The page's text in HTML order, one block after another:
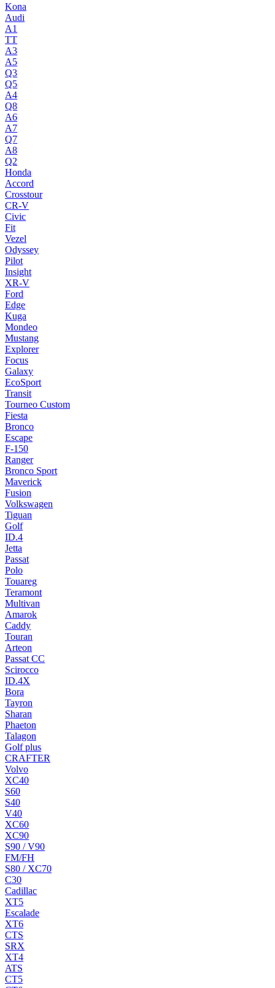
Kona
Audi
A1
TT
A3
A5
Q3
Q5
A4
Q8
A6
A7
Q7
A8
Q2
Honda
Accord
Crosstour
CR-V
Civic
Fit
Vezel
Odyssey
Pilot
Insight
XR-V
Ford
Edge
Kuga
Mondeo
Mustang
Explorer
Focus
Galaxy
EcoSport
Transit
Tourneo Custom
Fiesta
Bronco
Escape
F-150
Ranger
Bronco Sport
Maverick
Fusion
Volkswagen
Tiguan
Golf
ID.4
Jetta
Passat
Polo
Touareg
Teramont
Multivan
Amarok
Caddy
Touran
Arteon
Passat CC
Scirocco
ID.4X
Bora
Tayron
Sharan
Phaeton
Talagon
Golf plus
CRAFTER
Volvo
XC40
S60
S40
V40
XC60
XC90
S90 / V90
FM/FH
S80 / XC70
C30
Cadillac
XT5
Escalade
XT6
CTS
SRX
XT4
ATS
CT5